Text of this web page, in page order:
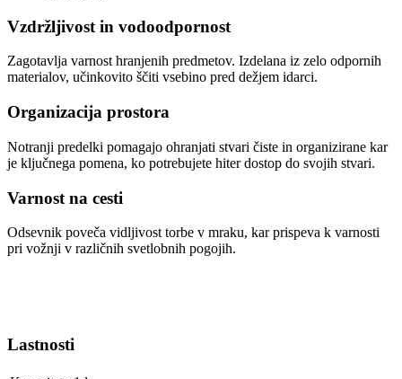
Vzdržljivost in vodoodpornost
Zagotavlja varnost hranjenih predmetov. Izdelana iz zelo odpornih
materialov, učinkovito ščiti vsebino pred dežjem idarci.
Organizacija prostora
Notranji predelki pomagajo ohranjati stvari čiste in organizirane kar
je ključnega pomena, ko potrebujete hiter dostop do svojih stvari.
Varnost na cesti
Odsevnik poveča vidljivost torbe v mraku, kar prispeva k varnosti
pri vožnji v različnih svetlobnih pogojih.
Lastnosti